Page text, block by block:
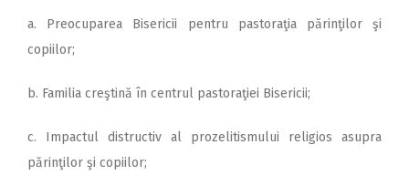
a. Preocuparea Bisericii pentru pastoraţia părinţilor şi
copiilor;
b. Familia creştină în centrul pastoraţiei Bisericii;
c. Impactul distructiv al prozelitismului religios asupra
părinţilor şi copiilor;